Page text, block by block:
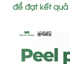
để đạt kết quả